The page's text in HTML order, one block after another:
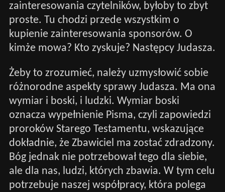
zainteresowania czytelników, byłoby to zbyt
proste. Tu chodzi przede wszystkim o
kupienie zainteresowania sponsorów. O
kimże mowa? Kto zyskuje? Następcy Judasza.
Żeby to zrozumieć, należy uzmysłowić sobie
różnorodne aspekty sprawy Judasza. Ma ona
wymiar i boski, i ludzki. Wymiar boski
oznacza wypełnienie Pisma, czyli zapowiedzi
proroków Starego Testamentu, wskazujące
dokładnie, że Zbawiciel ma zostać zdradzony.
Bóg jednak nie potrzebował tego dla siebie,
ale dla nas, ludzi, których zbawia. W tym celu
potrzebuje naszej współpracy, która polega